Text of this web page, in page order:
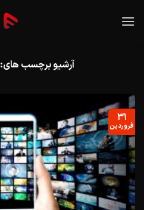
آرشیو برچسب های:
۳۱
فروردین